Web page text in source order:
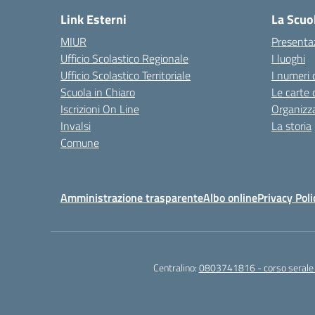
Link Esterni
MIUR
Ufficio Scolastico Regionale
Ufficio Scolastico Territoriale
Scuola in Chiaro
Iscrizioni On Line
Invalsi
Comune
La
I luoghi
I numeri
Le carte
La storia
Amministrazione trasparenteAlbo onlinePrivacy
Centralino:0803741816 - corso